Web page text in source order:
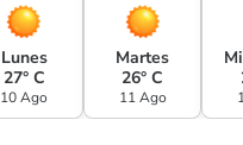
Lunes
27° C
10 Ago
Martes
26° C
11 Ago